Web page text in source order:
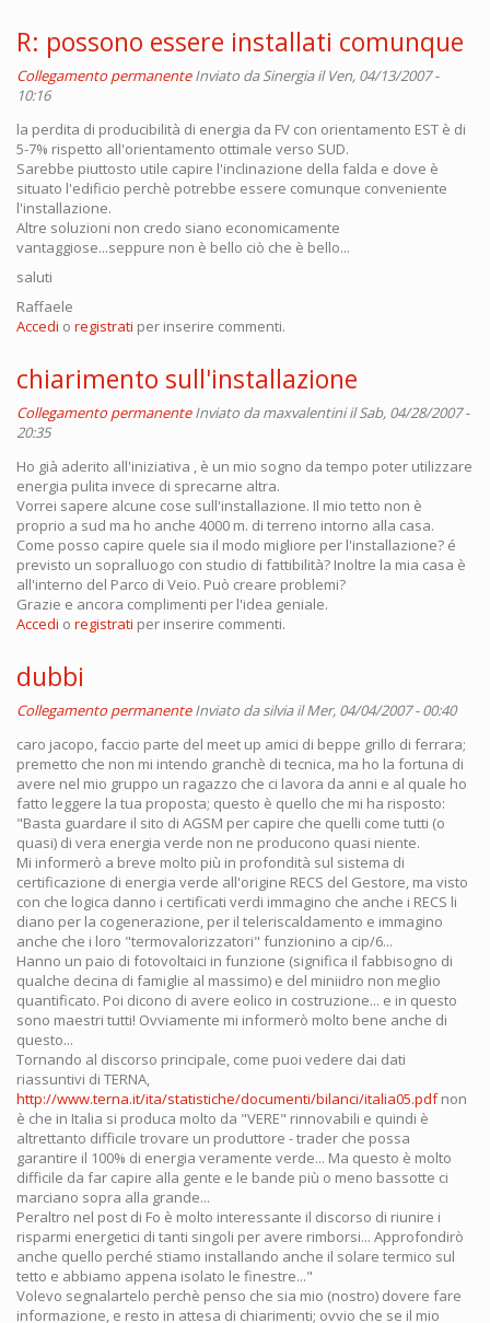
R: possono essere installati comunque
Collegamento permanente Inviato da Sinergiail Ven, 04/13/2007 -
10:16
la perdita di producibilità di energia da FV con orientamento EST è di
5-7% rispetto all'orientamento ottimale verso SUD.
Sarebbe piuttosto utile capire l'inclinazione della falda e dove è
situato l'edificio perchè potrebbe essere comunque conveniente
l'installazione.
Altre soluzioni non credo siano economicamente
vantaggiose...seppure non è bello ciò che è bello...
saluti
Raffaele
Accedi o registrati per inserire commenti.
chiarimento sull'installazione
Collegamento permanente Inviato damaxvalentiniil Sab, 04/28/2007 -
20:35
Ho già aderito all'iniziativa , è un mio sogno da tempo poter utilizzare
energia pulita invece di sprecarne altra.
Vorrei sapere alcune cose sull'installazione. Il mio tetto non è
proprio a sud ma ho anche 4000 m. di terreno intorno alla casa.
Come posso capire quele sia il modo migliore per l'installazione? é
previsto un sopralluogo con studio di fattibilità? Inoltre la mia casa è
all'interno del Parco di Veio. Può creare problemi?
Grazie e ancora complimenti per l'idea geniale.
Accedi o registrati per inserire commenti.
dubbi
Collegamento permanente Inviato da silviail Mer, 04/04/2007 - 00:40
caro jacopo, faccio parte del meet up amici di beppe grillo di ferrara;
premetto che non mi intendo granchè di tecnica, ma ho la fortuna di
avere nel mio gruppo un ragazzo che ci lavora da anni e al quale ho
fatto leggere la tua proposta; questo è quello che mi ha risposto:
"Basta guardare il sito di AGSM per capire che quelli come tutti (o
quasi) di vera energia verde non ne producono quasi niente.
Mi informerò a breve molto più in profondità sul sistema di
certificazione di energia verde all'origine RECS del Gestore, ma visto
con che logica danno i certificati verdi immagino che anche i RECS li
diano per la cogenerazione, per il teleriscaldamento e immagino
anche che i loro "termovalorizzatori" funzionino a cip/6...
Hanno un paio di fotovoltaici in funzione (significa il fabbisogno di
qualche decina di famiglie al massimo) e del miniidro non meglio
quantificato. Poi dicono di avere eolico in costruzione... e in questo
sono maestri tutti! Ovviamente mi informerò molto bene anche di
questo...
Tornando al discorso principale, come puoi vedere dai dati
riassuntivi di TERNA,
http://www.terna.it/ita/statistiche/documenti/bilanci/italia05.pdfnon
è che in Italia si produca molto da "VERE" rinnovabili e quindi è
altrettanto difficile trovare un produttore - trader che possa
garantire il 100% di energia veramente verde... Ma questo è molto
difficile da far capire alla gente e le bande più o meno bassotte ci
marciano sopra alla grande...
Peraltro nel post di Fo è molto interessante il discorso di riunire i
risparmi energetici di tanti singoli per avere rimborsi... Approfondirò
anche quello perché stiamo installando anche il solare termico sul
tetto e abbiamo appena isolato le finestre..."
Volevo segnalartelo perchè penso che sia mio (nostro) dovere fare
informazione, e resto in attesa di chiarimenti; ovvio che se il mio